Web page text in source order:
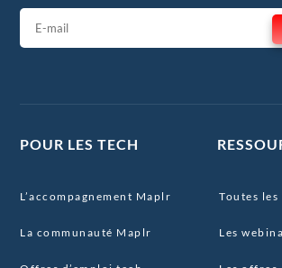
POUR LES TECH
L’accompagnement Maplr
La communauté Maplr
Toutes les
Les